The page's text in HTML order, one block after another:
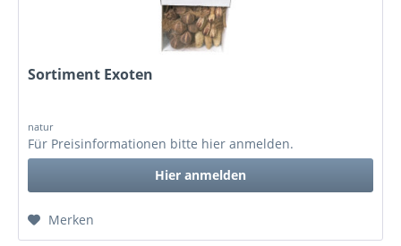
Sortiment Exoten
natur
Für Preisinformationen bitte hier anmelden.
Hier anmelden
Merken